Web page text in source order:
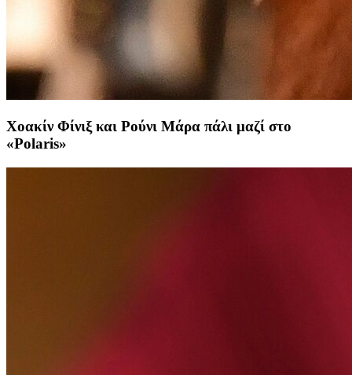
Χοακίν Φίνιξ και Ρούνι Μάρα πάλι μαζί στο
«Polaris»